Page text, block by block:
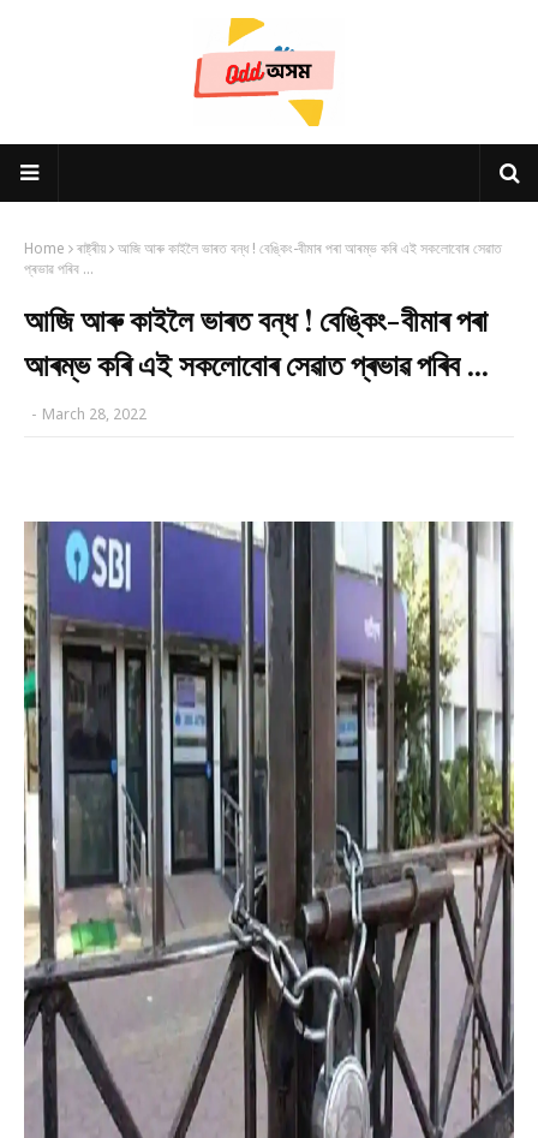
Home ৰাষ্ট্ৰীয় আজি আৰু কাইলৈ ভাৰত বন্ধ ! বেঙ্কিং-বীমাৰ পৰা আৰম্ভ কৰি এই সকলোবোৰ সেৱাত
প্ৰভাৱ পৰিব ...
আজি আৰু কাইলৈ ভাৰত বন্ধ ! বেঙ্কিং-বীমাৰ পৰা
আৰম্ভ কৰি এই সকলোবোৰ সেৱাত প্ৰভাৱ পৰিব ...
- March 28, 2022